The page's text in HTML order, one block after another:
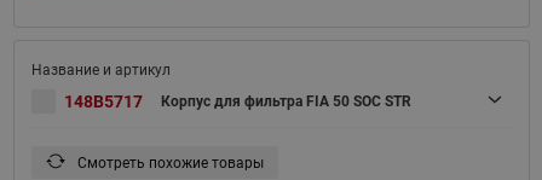
148B5717 Корпус для фильтра FIA 50 SOC STR
Смотреть похожие товары